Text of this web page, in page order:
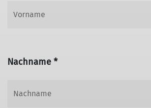
Nachname *